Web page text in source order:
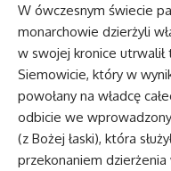
W ówczesnym świecie
monarchowie dzierżyli
w swojej kronice
Siemowicie, który w
powołany na władcę
odbicie we
(z Bożej łaski), która
przekonaniem dzierżenia